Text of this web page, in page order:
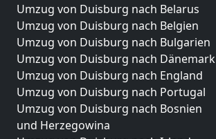
Umzug von Duisburg nach Belarus
Umzug von Duisburg nach Belgien
Umzug von Duisburg nach Bulgarien
Umzug von Duisburg nach Dänemark
Umzug von Duisburg nach England
Umzug von Duisburg nach Portugal
Umzug von Duisburg nach Bosnien
und Herzegowina